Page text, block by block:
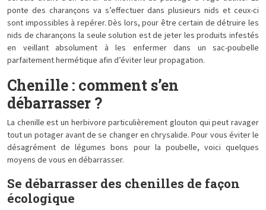
ponte des charançons va s’effectuer dans plusieurs nids et ceux-ci
sont impossibles à repérer. Dès lors, pour être certain de détruire les
nids de charançons la seule solution est de jeter les produits infestés
en veillant absolument à les enfermer dans un sac-poubelle
parfaitement hermétique afin d’éviter leur propagation.
Chenille : comment s’en
débarrasser ?
La chenille est un herbivore particulièrement glouton qui peut ravager
tout un potager avant de se changer en chrysalide. Pour vous éviter le
désagrément de légumes bons pour la poubelle, voici quelques
moyens de vous en débarrasser.
Se débarrasser des chenilles de façon
écologique